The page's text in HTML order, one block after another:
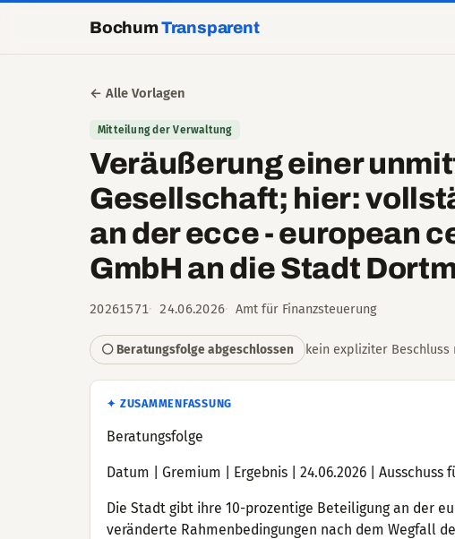
BochumTransparent
← Alle Vorlagen
Mitteilung der Verwaltung
Veräußerung einer
Gesellschaft; hier:
an der ecce - european
GmbH an die Stadt
20261571 24.06.2026 Amt für Finanzsteuerung
⚪ Beratungsfolge abgeschlossen kein expliziter
✦ ZUSAMMENFASSUNG
Beratungsfolge
Datum | Gremium | Ergebnis | 24.06.2026 |
Die Stadt gibt ihre 10-prozentige Beteiligung an der
veränderte Rahmenbedingungen nach dem Wegfall